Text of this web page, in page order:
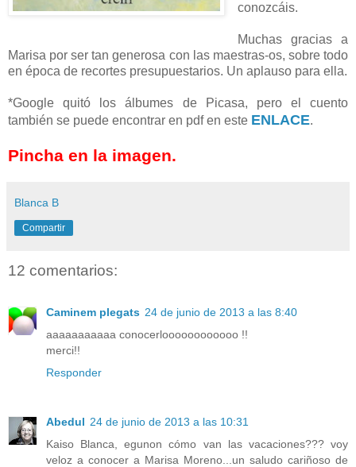
conozcáis.
Muchas gracias a
Marisa por ser tan generosa con las maestras-os, sobre todo
en época de recortes presupuestarios. Un aplauso para ella.
*Google quitó los álbumes de Picasa, pero el cuento
también se puede encontrar en pdf en este ENLACE.
Pincha en la imagen.
Blanca B
Compartir
12 comentarios:
Caminem plegats 24 de junio de 2013 a las 8:40
aaaaaaaaaaa conocerloooooooooooo !!
merci!!
Responder
Abedul 24 de junio de 2013 a las 10:31
Kaiso Blanca, egunon cómo van las vacaciones??? voy
veloz a conocer a Marisa Moreno...un saludo cariñoso de